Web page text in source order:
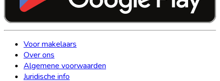
Voor makelaars
Over ons
Algemene voorwaarden
Juridische info